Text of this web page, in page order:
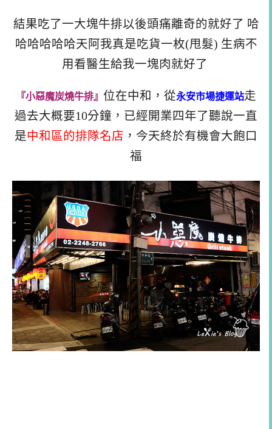
結果吃了一大塊牛排以後頭痛離奇的就好了 哈
哈哈哈哈哈天阿我真是吃貨一枚(甩髮) 生病不
用看醫生給我一塊肉就好了
『小惡魔炭燒牛排』 位在中和，從永安市場捷運站走
過去大概要10分鐘，已經開業四年了聽說一直
是中和區的排隊名店 ，今天終於有機會大飽口
福